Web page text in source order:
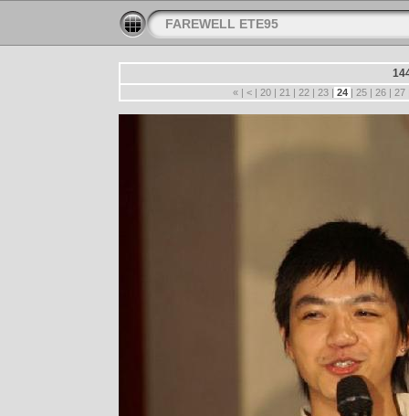
FAREWELL ETE95
« | < | 20 | 21 | 22 | 23 | 24 | 25 | 26 | 27